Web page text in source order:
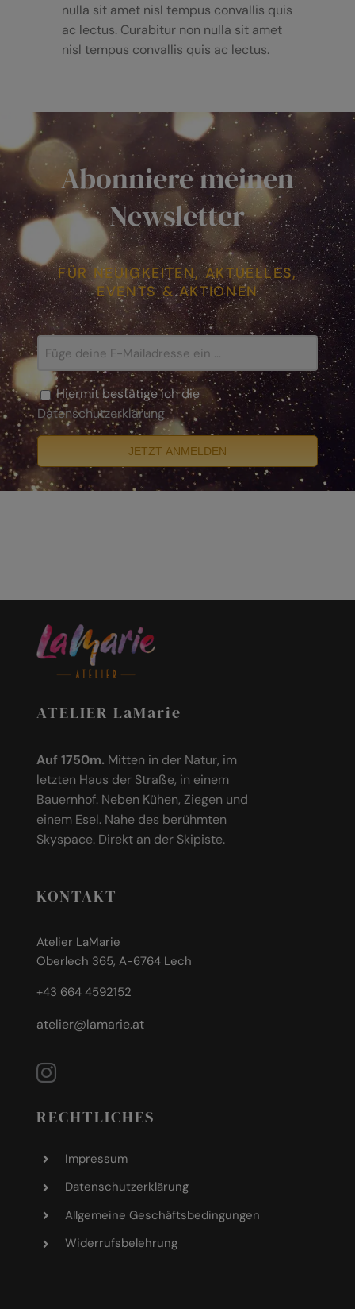
nulla sit amet nisl tempus convallis quis
ac lectus. Curabitur non nulla sit amet
nisl tempus convallis quis ac lectus.
Abonniere meinen
Newsletter
FÜR NEUIGKEITEN, AKTUELLES,
EVENTS & AKTIONEN
Hiermit bestätige ich die
Datenschutzerklärung
JETZT ANMELDEN
ATELIER LaMarie
Auf 1750m.Mitten in der Natur, im
letzten Haus der Straße, in einem
Bauernhof. Neben Kühen, Ziegen und
einem Esel. Nahe des berühmten
Skyspace. Direkt an der Skipiste.
KONTAKT
Atelier LaMarie
Oberlech 365, A-6764 Lech
+43 664 4592152
atelier@lamarie.at
RECHTLICHES
Impressum
Datenschutzerklärung
Allgemeine Geschäftsbedingungen
Widerrufsbelehrung